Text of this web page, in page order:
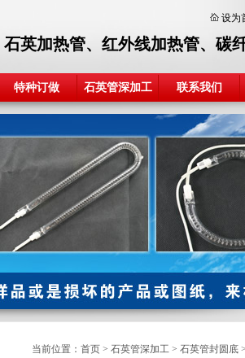
设为
石英加热管、 红外线加热管、 碳
特种订做 石英管深加工 联系我们
当前位置： 首页> 石英管深加工> 石英管封圆底>